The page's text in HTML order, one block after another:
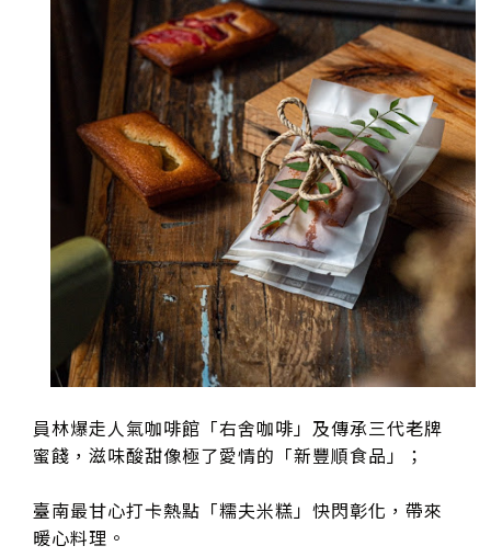
員林爆走人氣咖啡館「右舍咖啡」及傳承三代老牌
蜜餞，滋味酸甜像極了愛情的「新豐順食品」；
臺南最甘心打卡熱點「糯夫米糕」快閃彰化，帶來
暖心料理。